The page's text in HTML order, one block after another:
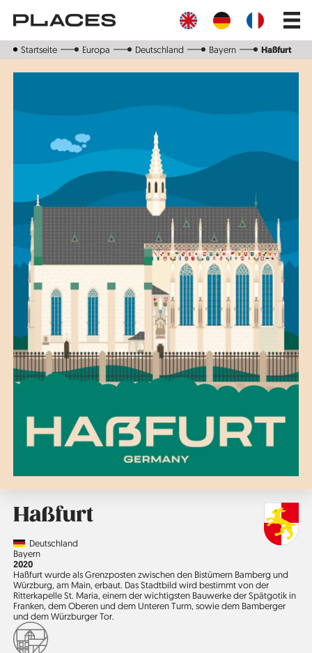
zum
Inhalt
Main
Startseite Europa Deutschland Bayern Haßfurt
Haßfurt
CountryDeutschland
Region
Bayern
Jahr
2020
Haßfurt wurde als Grenzposten zwischen den Bistümern Bamberg und
Würzburg, am Main, erbaut. Das Stadtbild wird bestimmt von der
Ritterkapelle St. Maria, einem der wichtigsten Bauwerke der Spätgotik in
Franken, dem Oberen und dem Unteren Turm, sowie dem Bamberger
und dem Würzburger Tor.